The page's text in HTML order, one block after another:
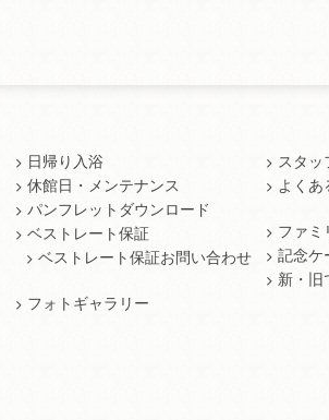
日帰り入浴
休館日・メンテナンス
パンフレットダウンロード
ベストレート保証
ベストレート保証お問い合わせ
フォトギャラリー
スタッ
よくあ
ファミ
記念ケ
新・旧